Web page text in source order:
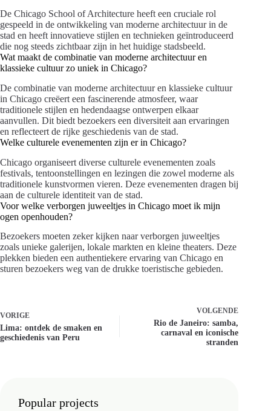
De Chicago School of Architecture heeft een cruciale rol
gespeeld in de ontwikkeling van moderne architectuur in de
stad en heeft innovatieve stijlen en technieken geïntroduceerd
die nog steeds zichtbaar zijn in het huidige stadsbeeld.
Wat maakt de combinatie van moderne architectuur en
klassieke cultuur zo uniek in Chicago?
De combinatie van moderne architectuur en klassieke cultuur
in Chicago creëert een fascinerende atmosfeer, waar
traditionele stijlen en hedendaagse ontwerpen elkaar
aanvullen. Dit biedt bezoekers een diversiteit aan ervaringen
en reflecteert de rijke geschiedenis van de stad.
Welke culturele evenementen zijn er in Chicago?
Chicago organiseert diverse culturele evenementen zoals
festivals, tentoonstellingen en lezingen die zowel moderne als
traditionele kunstvormen vieren. Deze evenementen dragen bij
aan de culturele identiteit van de stad.
Voor welke verborgen juweeltjes in Chicago moet ik mijn
ogen openhouden?
Bezoekers moeten zeker kijken naar verborgen juweeltjes
zoals unieke galerijen, lokale markten en kleine theaters. Deze
plekken bieden een authentiekere ervaring van Chicago en
sturen bezoekers weg van de drukke toeristische gebieden.
VORIGE
Lima: ontdek de smaken en
geschiedenis van Peru
VOLGENDE
Rio de Janeiro: samba,
carnaval en iconische
stranden
Popular projects